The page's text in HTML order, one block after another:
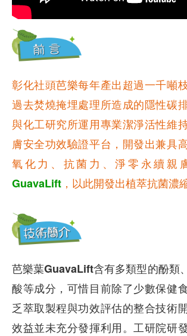
彰化社頭芭樂每年產出超過一千噸
過去焚燒掩埋處理所造成的隱性碳
與化工研究所運用專業潔淨活性維
膚安全功效驗證平台，開發出兼具
氧化力、抗菌力、淨零永續親
GuavaLift ，以此開發出植萃抗菌濃
芭樂葉GuavaLift含有多類型的酚類
酸等成分，可惜目前除了少數保健
乏萃取製程與功效評估的整合技術
效益並未充分發揮利用。工研院研